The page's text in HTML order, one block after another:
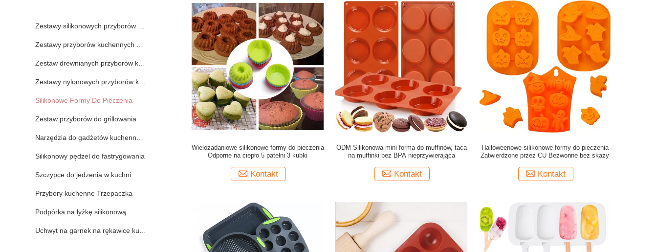
Zestawy silikonowych przyborów kuchennych
Zestawy przyborów kuchennych ze stali nierdzewnej
Zestaw drewnianych przyborów kuchennych
Zestawy nylonowych przyborów kuchennych
Silikonowe Formy Do Pieczenia
Zestaw przyborów do grillowania
Narzędzia do gadżetów kuchennych
Silikonowy pędzel do fastrygowania
Szczypce do jedzenia w kuchni
Przybory kuchenne Trzepaczka
Podpórka na łyżkę silikonową
Uchwyt na garnek na rękawice kuchenne
Wielozadaniowe silikonowe formy do pieczenia
Odporne na ciepło 5 patelni 3 kubki
Kontakt
ODM Silikonowa mini forma do muffinów, taca
na muffinki bez BPA nieprzywierająca
Kontakt
Halloweenowe silikonowe formy do pieczenia
Zatwierdzone przez CU Bezwonne bez skazy
Kontakt